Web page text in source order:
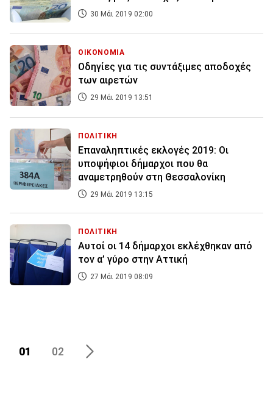
30 Μάι 2019 02:00
ΟΙΚΟΝΟΜΙΑ
Οδηγίες για τις συντάξιμες αποδοχές
των αιρετών
29 Μάι 2019 13:51
ΠΟΛΙΤΙΚΗ
Επαναληπτικές εκλογές 2019: Οι
υποψήφιοι δήμαρχοι που θα
αναμετρηθούν στη Θεσσαλονίκη
29 Μάι 2019 13:15
ΠΟΛΙΤΙΚΗ
Αυτοί οι 14 δήμαρχοι εκλέχθηκαν από
τον α’ γύρο στην Αττική
27 Μάι 2019 08:09
01 02